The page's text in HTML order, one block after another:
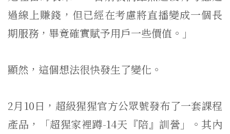
過線上賺錢，但已經在考慮將直播變成一個長
期服務，畢竟確實賦予用戶一些價值。」
顯然，這個想法很快發生了變化。
2月10日，超級猩猩官方公眾號發布了一套課程
產品，「超猩家裡蹲-14天『陪』訓營」。其內